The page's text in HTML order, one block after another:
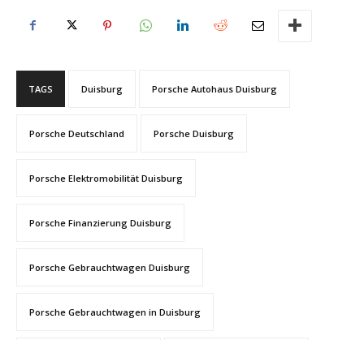
TAGS Duisburg Porsche Autohaus Duisburg
Porsche Deutschland Porsche Duisburg
Porsche Elektromobilität Duisburg
Porsche Finanzierung Duisburg
Porsche Gebrauchtwagen Duisburg
Porsche Gebrauchtwagen in Duisburg